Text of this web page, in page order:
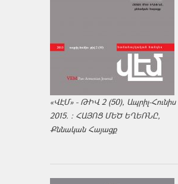
«ՎԷՄ» - ԹԻՎ 2 (50), Ապրիլ-Հունիս
2015. : ՀԱՅՈՑ ՄԵԾ ԵՂԵՌՆԸ,
Քննական Հայացք